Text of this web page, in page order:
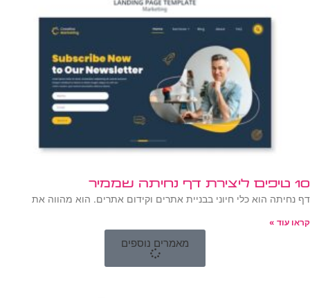
10 טיפים ליצירת דף נחיתה שממיר
דף נחיתה הוא כלי חיוני בבניית אתרים וקידום אתרים. הוא מהווה את
קראו עוד »
מאמרים נוספים